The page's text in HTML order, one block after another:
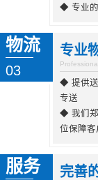
◆ 专业
物流
03
专业
◆ 提供送
专送
◆ 我们郑
位保障客
完善
服务